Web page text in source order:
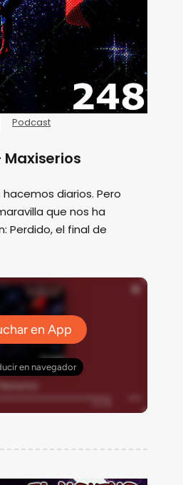
Podcast
diarios. Pero
que nos ha
Perdido, el final de